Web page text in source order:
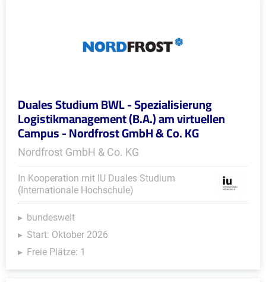
Duales Studium BWL - Spezialisierung
Logistikmanagement (B.A.) am virtuellen
Campus - Nordfrost GmbH & Co. KG
Nordfrost GmbH & Co. KG
In Kooperation mit IU Duales Studium
(Internationale Hochschule)
bundesweit
Start: Oktober 2026
Freie Plätze: 1